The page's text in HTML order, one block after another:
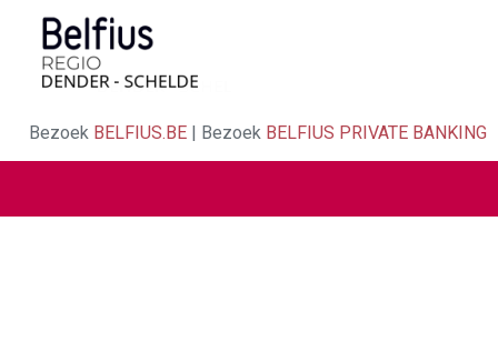
Bezoek BELFIUS.BE | Bezoek BELFIUS PRIVATE BANKING